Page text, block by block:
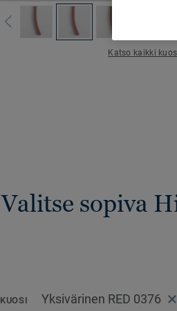
Katso kaikki
Valitse sopiva
KUOSI Yksivärinen RED 0376